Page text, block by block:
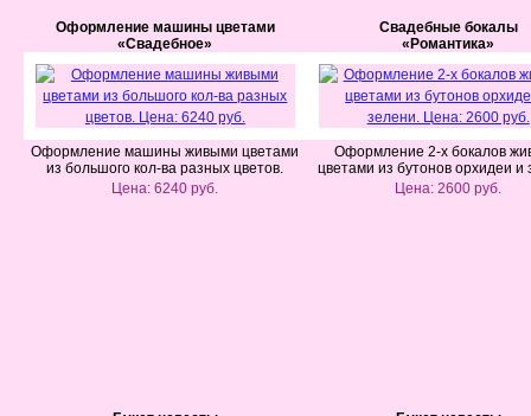
Оформление машины цветами
«Свадебное»
Оформление машины живыми цветами
из большого кол-ва разных цветов.
Цена: 6240 руб.
Свадебные бокалы
«Романтика»
Оформление 2-х бокалов
цветами из бутонов орхидеи и
Цена: 2600 руб.